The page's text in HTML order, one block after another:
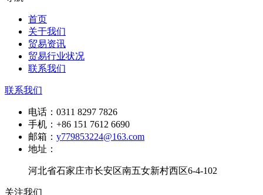
首页
关于我们
贸易资讯
贸易行业状况
联系我们
联系我们
电话： 0311 8297 7826
手机： +86 151 7612 6690
邮箱： y779853224@163.com
地址：
河北省石家庄市长安区南五女新村西区6-4-102
关注我们